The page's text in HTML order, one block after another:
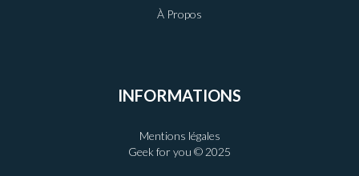
À Propos
INFORMATIONS
Mentions légales
Geek for you © 2025